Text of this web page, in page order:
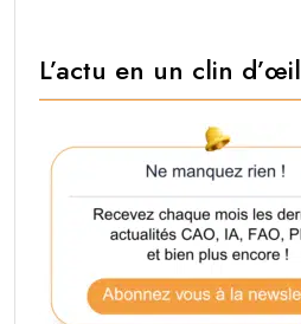
L’actu en un clin d’œil